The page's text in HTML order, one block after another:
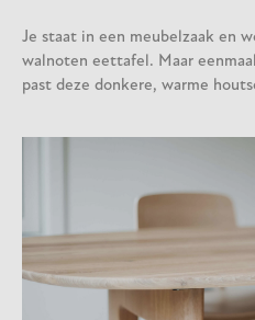
Je staat in een meubelzaak en
walnoten eettafel. Maar
past deze donkere, warme